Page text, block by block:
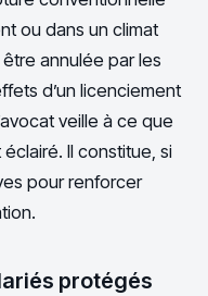
ou dans un climat
annulée par les
d’un licenciement
veille à ce que
Il constitue, si
pour renforcer
protégés